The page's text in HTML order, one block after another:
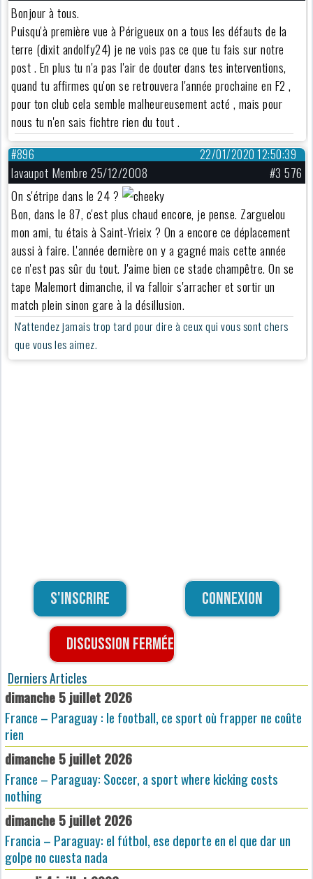
Bonjour à tous.
Puisqu'à première vue à Périgueux on a tous les défauts de la
terre (dixit andolfy24) je ne vois pas ce que tu fais sur notre
post . En plus tu n'a pas l'air de douter dans tes interventions,
quand tu affirmes qu'on se retrouvera l'année prochaine en F2 ,
pour ton club cela semble malheureusement acté , mais pour
nous tu n'en sais fichtre rien du tout .
22/01/2020 12:50:39
#896
lavaupot Membre 25/12/2008
#3 576
On s'étripe dans le 24 ?
Bon, dans le 87, c'est plus chaud encore, je pense. Zarguelou
mon ami, tu étais à Saint-Yrieix ? On a encore ce déplacement
aussi à faire. L'année dernière on y a gagné mais cette année
ce n'est pas sûr du tout. J'aime bien ce stade champêtre. On se
tape Malemort dimanche, il va falloir s'arracher et sortir un
match plein sinon gare à la désillusion.
N'attendez jamais trop tard pour dire à ceux qui vous sont chers
que vous les aimez.
S'inscrire Connexion
Discussion fermée
Derniers Articles
dimanche 5 juillet 2026
France – Paraguay : le football, ce sport où frapper ne coûte
rien
dimanche 5 juillet 2026
France – Paraguay: Soccer, a sport where kicking costs
nothing
dimanche 5 juillet 2026
Francia – Paraguay: el fútbol, ese deporte en el que dar un
golpe no cuesta nada